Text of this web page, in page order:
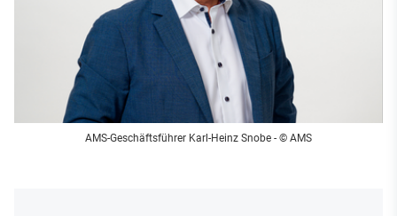
AMS-Geschäftsführer Karl-Heinz Snobe - © AMS